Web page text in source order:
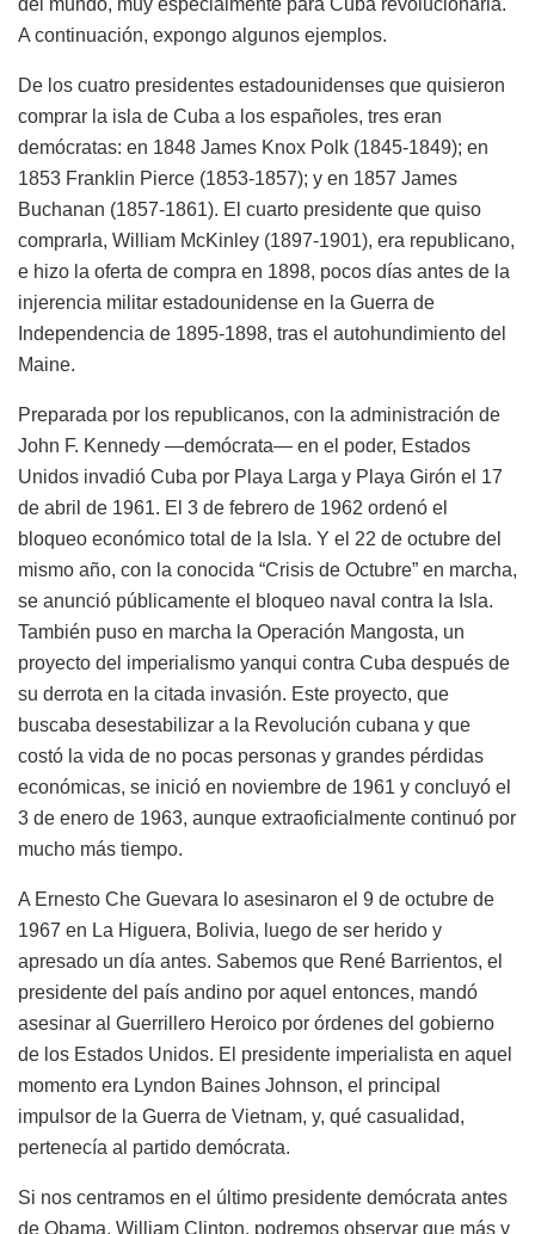
A continuación, expongo algunos ejemplos.
De los cuatro presidentes estadounidenses que quisieron
comprar la isla de Cuba a los españoles, tres eran
demócratas: en 1848 James Knox Polk (1845-1849); en
1853 Franklin Pierce (1853-1857); y en 1857 James
Buchanan (1857-1861). El cuarto presidente que quiso
comprarla, William McKinley (1897-1901), era republicano,
e hizo la oferta de compra en 1898, pocos días antes de la
injerencia militar estadounidense en la Guerra de
Independencia de 1895-1898, tras el autohundimiento del
Maine.
Preparada por los republicanos, con la administración de
John F. Kennedy —demócrata— en el poder, Estados
Unidos invadió Cuba por Playa Larga y Playa Girón el 17
de abril de 1961. El 3 de febrero de 1962 ordenó el
bloqueo económico total de la Isla. Y el 22 de octubre del
mismo año, con la conocida “Crisis de Octubre” en marcha,
se anunció públicamente el bloqueo naval contra la Isla.
También puso en marcha la Operación Mangosta, un
proyecto del imperialismo yanqui contra Cuba después de
su derrota en la citada invasión. Este proyecto, que
buscaba desestabilizar a la Revolución cubana y que
costó la vida de no pocas personas y grandes pérdidas
económicas, se inició en noviembre de 1961 y concluyó el
3 de enero de 1963, aunque extraoficialmente continuó por
mucho más tiempo.
A Ernesto Che Guevara lo asesinaron el 9 de octubre de
1967 en La Higuera, Bolivia, luego de ser herido y
apresado un día antes. Sabemos que René Barrientos, el
presidente del país andino por aquel entonces, mandó
asesinar al Guerrillero Heroico por órdenes del gobierno
de los Estados Unidos. El presidente imperialista en aquel
momento era Lyndon Baines Johnson, el principal
impulsor de la Guerra de Vietnam, y, qué casualidad,
pertenecía al partido demócrata.
Si nos centramos en el último presidente demócrata antes
de Obama, William Clinton, podremos observar que más y